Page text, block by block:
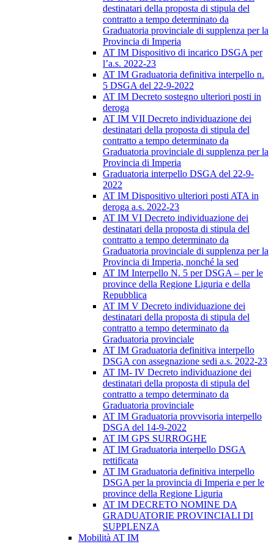
destinatari della proposta di stipula del
contratto a tempo determinato da
Graduatoria provinciale di supplenza per la
Provincia di Imperia
AT IM Dispositivo di incarico DSGA per
l’a.s. 2022-23
AT IM Graduatoria definitiva interpello n.
5 DSGA del 22-9-2022
AT IM Decreto sostegno ulteriori posti in
deroga
AT IM VII Decreto individuazione dei
destinatari della proposta di stipula del
contratto a tempo determinato da
Graduatoria provinciale di supplenza per la
Provincia di Imperia
Graduatoria interpello DSGA del 22-9-
2022
AT IM Dispositivo ulteriori posti ATA in
deroga a.s. 2022-23
AT IM VI Decreto individuazione dei
destinatari della proposta di stipula del
contratto a tempo determinato da
Graduatoria provinciale di supplenza per la
Provincia di Imperia, nonché la sed
AT IM Interpello N. 5 per DSGA – per le
province della Regione Liguria e della
Repubblica
AT IM V Decreto individuazione dei
destinatari della proposta di stipula del
contratto a tempo determinato da
Graduatoria provinciale
AT IM Graduatoria definitiva interpello
DSGA con assegnazione sedi a.s. 2022-23
AT IM- IV Decreto individuazione dei
destinatari della proposta di stipula del
contratto a tempo determinato da
Graduatoria provinciale
AT IM Graduatoria provvisoria interpello
DSGA del 14-9-2022
AT IM GPS SURROGHE
AT IM Graduatoria interpello DSGA
rettificata
AT IM Graduatoria definitiva interpello
DSGA per la provincia di Imperia e per le
province della Regione Liguria
AT IM DECRETO NOMINE DA
GRADUATORIE PROVINCIALI DI
SUPPLENZA
Mobilità AT IM